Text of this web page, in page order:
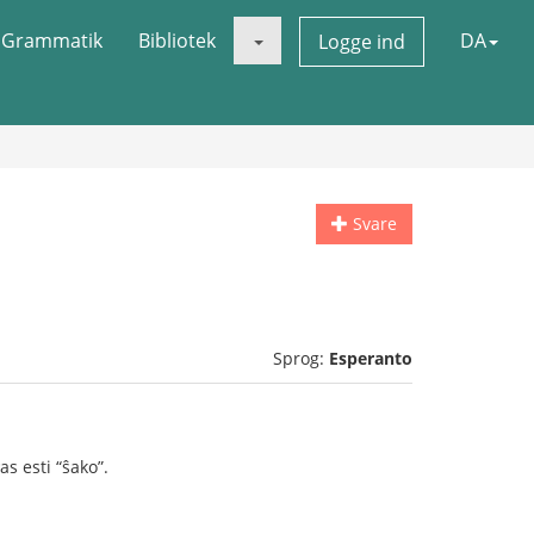
Grammatik Bibliotek Logge ind DA
Svare
Sprog: Esperanto
esti “ŝako”.